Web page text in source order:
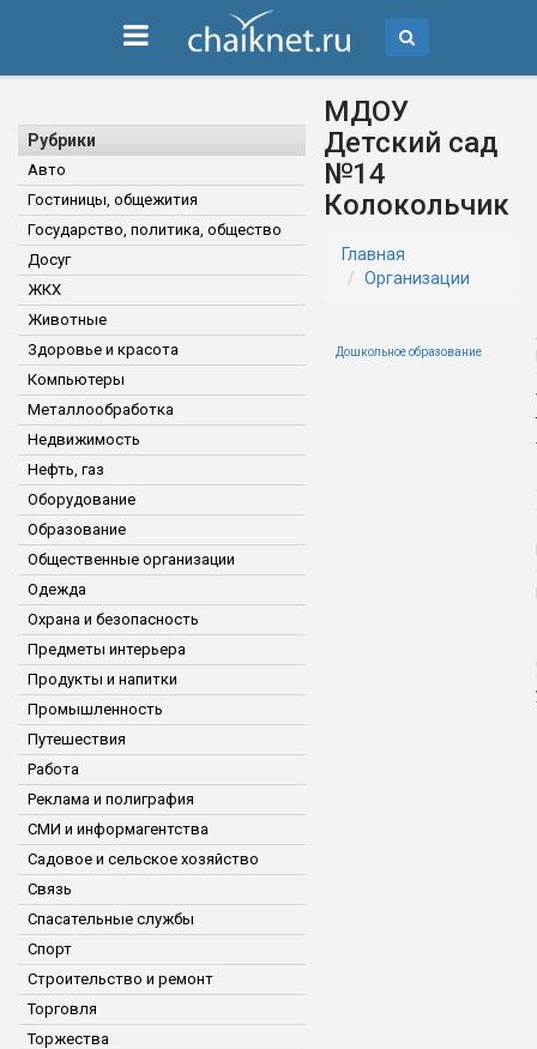
Рубрики
Авто
Гостиницы, общежития
Государство, политика, общество
Досуг
ЖКХ
Животные
Здоровье и красота
Компьютеры
Металлообработка
Недвижимость
Нефть, газ
Оборудование
Образование
Общественные организации
Одежда
Охрана и безопасность
Предметы интерьера
Продукты и напитки
Промышленность
Путешествия
Работа
Реклама и полиграфия
СМИ и информагентства
Садовое и сельское хозяйство
Связь
Спасательные службы
Спорт
Строительство и ремонт
Торговля
Торжества
МДОУ
Детский сад
№14
Колокольчик
Главная
Организации
Дошкольное образование